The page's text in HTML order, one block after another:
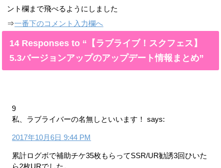
ント欄まで飛べるようにしました
⇒一番下のコメント入力欄へ
14 Responses to “【ラブライブ！スクフェス】
5.3バージョンアップのアップデート情報まとめ”
9
私、ラブライバーの名無しといいます！
says:
2017年10月6日 9:44 PM
累計ログボで補助チケ35枚もらってSSR/UR勧誘3回ひいた